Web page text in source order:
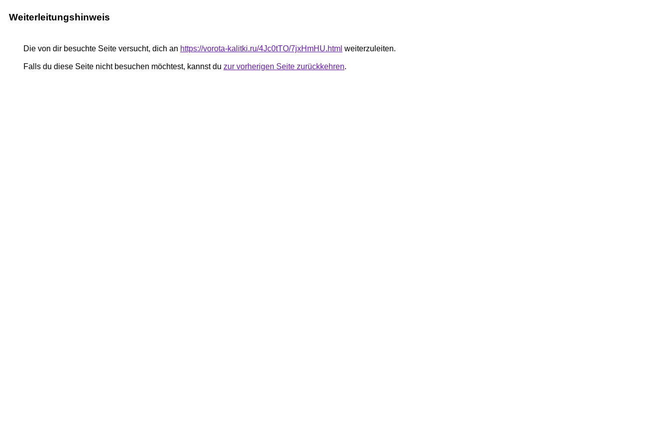
Weiterleitungshinweis
Die von dir besuchte Seite versucht, dich an https://vorota-kalitki.ru/4Jc0tTO/7jxHmHU.html weiterzuleiten.
Falls du diese Seite nicht besuchen möchtest, kannst du zur vorherigen Seite zurückkehren.